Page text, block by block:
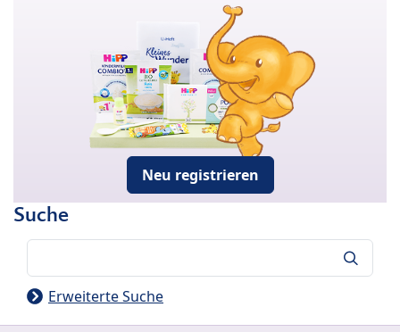
Neu registrieren
Suche
Erweiterte Suche